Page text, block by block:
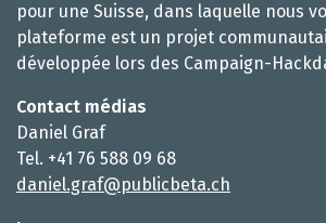
pour une Suisse, dans laquelle nous
plateforme est un projet
développée lors des Campaign-
Contact médias
Daniel Graf
Tel. +41 76 588 09 68
daniel.graf@publicbeta.ch